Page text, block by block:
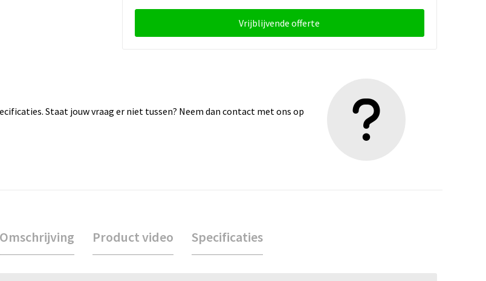
Vrijblijvende offerte
Staat jouw vraag er niet tussen? Neem dan contact met ons op
Omschrijving Product video Specificaties